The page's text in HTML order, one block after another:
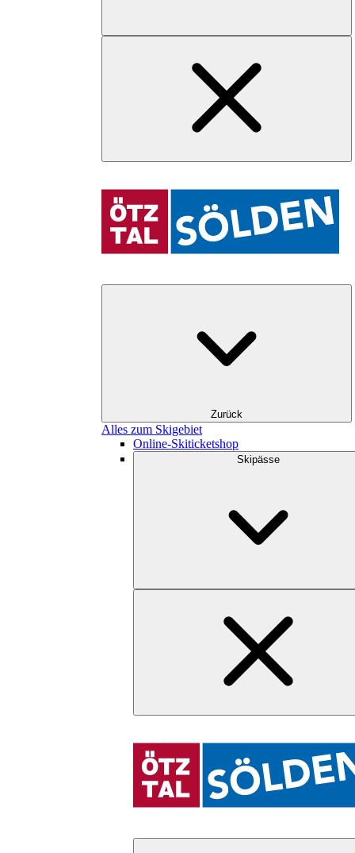
Zurück
Alles zum Skigebiet
Online-Skiticketshop
Skipässe